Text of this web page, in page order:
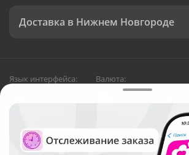
Доставка в Нижнем Новгороде
Язык интерфейса: Валюта:
Служба круглосуточной доставки
Новгороде